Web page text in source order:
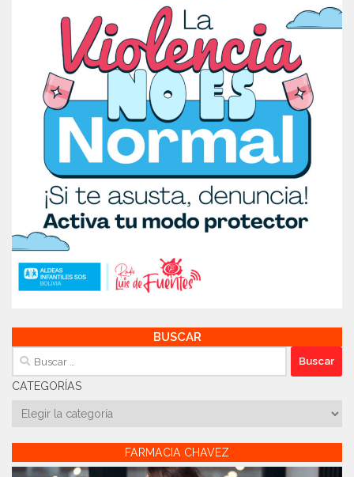
BUSCAR
Buscar:
CATEGORÍAS
Categorías
FARMACIA CHAVEZ